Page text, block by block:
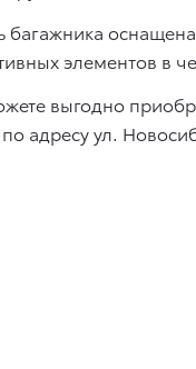
элементов в
выгодно
адресу ул.